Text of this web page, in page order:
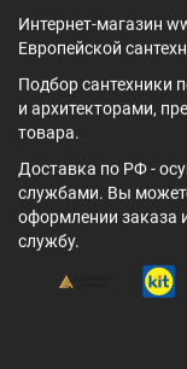
Интернет-магазин
Европейской
Подбор сантехники
и архитекторами,
товара.
Доставка по РФ -
службами. Вы
оформлении заказа
службу.